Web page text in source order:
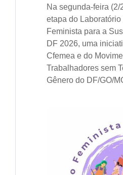
Na segunda-feira
etapa do Laboratório
Feminista para a
DF 2026, uma
Cfemea e do
Trabalhadores sem
Gênero do DF/GO/